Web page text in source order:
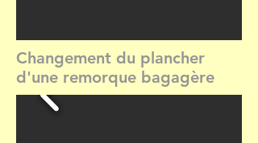
Changement du plancher
d'une remorque bagagère